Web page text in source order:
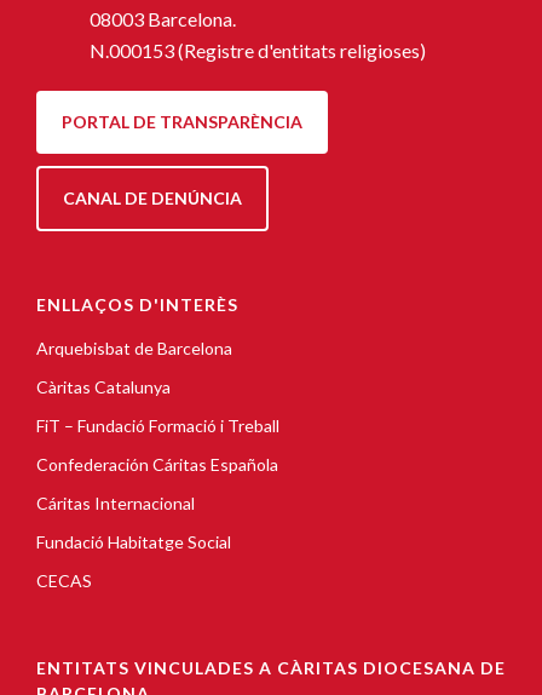
08003 Barcelona.
N.000153 (Registre d'entitats religioses)
PORTAL DE TRANSPARÈNCIA
CANAL DE DENÚNCIA
ENLLAÇOS D'INTERÈS
Arquebisbat de Barcelona
Càritas Catalunya
FiT – Fundació Formació i Treball
Confederación Cáritas Española
Cáritas Internacional
Fundació Habitatge Social
CECAS
ENTITATS VINCULADES A CÀRITAS DIOCESANA DE